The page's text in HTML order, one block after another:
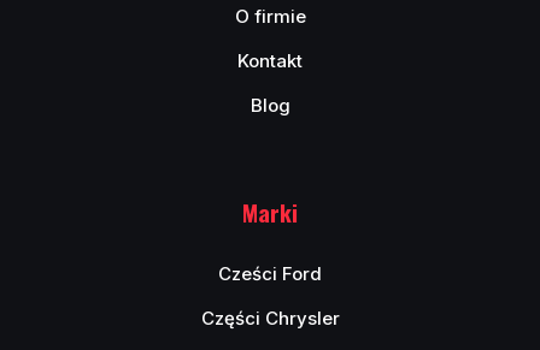
O firmie
Kontakt
Blog
Marki
Cześci Ford
Części Chrysler